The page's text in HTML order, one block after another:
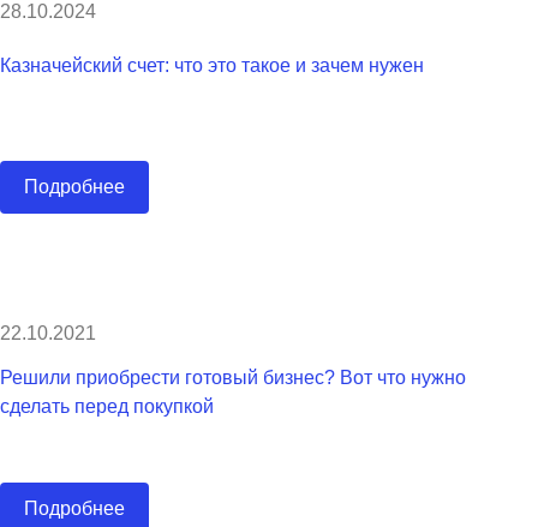
28.10.2024
Казначейский счет: что это такое и зачем нужен
Подробнее
22.10.2021
Решили приобрести готовый бизнес? Вот что нужно
сделать перед покупкой
Подробнее